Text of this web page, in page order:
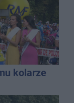
kolarze